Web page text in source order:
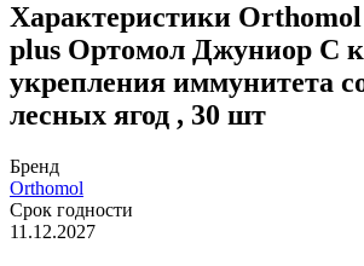
Характеристики
plus Ортомол Джуниор С
укрепления иммунитета
лесных ягод , 30 шт
Бренд
Orthomol
Срок годности
11.12.2027